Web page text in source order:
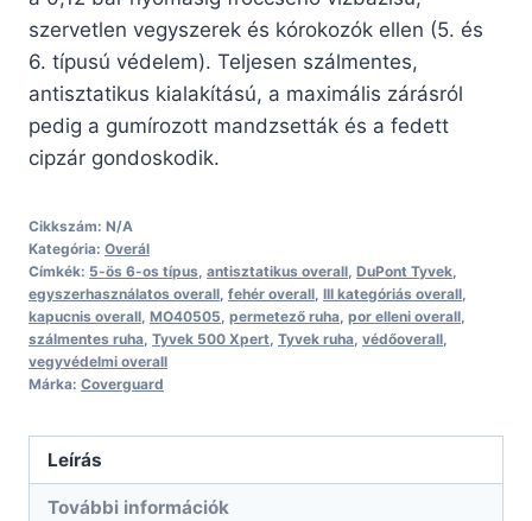
szervetlen vegyszerek és kórokozók ellen (5. és
6. típusú védelem). Teljesen szálmentes,
antisztatikus kialakítású, a maximális zárásról
pedig a gumírozott mandzsetták és a fedett
cipzár gondoskodik.
Cikkszám: N/A
Kategória: Overál
Címkék: 5-ös 6-os típus, antisztatikus overall, DuPont Tyvek,
egyszerhasználatos overall, fehér overall, III kategóriás overall,
kapucnis overall, MO40505, permetező ruha, por elleni overall,
szálmentes ruha, Tyvek 500 Xpert, Tyvek ruha, védőoverall,
vegyvédelmi overall
Márka: Coverguard
Leírás
További információk